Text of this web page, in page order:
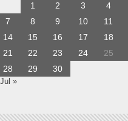
1 2 3 4
7 8 9 10 11
14 15 16 17 18
21 22 23 24 25
28 29 30
Jul »